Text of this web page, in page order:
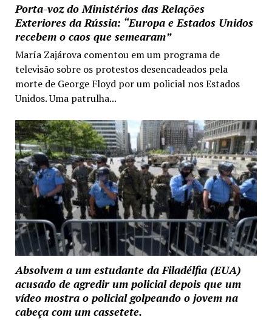
Porta-voz do Ministérios das Relações
Exteriores da Rússia: “Europa e Estados Unidos
recebem o caos que semearam”
María Zajárova comentou em um programa de
televisão sobre os protestos desencadeados pela
morte de George Floyd por um policial nos Estados
Unidos. Uma patrulha...
Absolvem a um estudante da Filadélfia (EUA)
acusado de agredir um policial depois que um
vídeo mostra o policial golpeando o jovem na
cabeça com um cassetete.